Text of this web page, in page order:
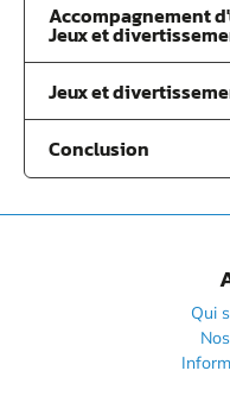
Accompagnement
Jeux et
Jeux et
Conclusion
Qui